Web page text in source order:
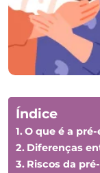
Índice
O que é a
Diferenças
Riscos da